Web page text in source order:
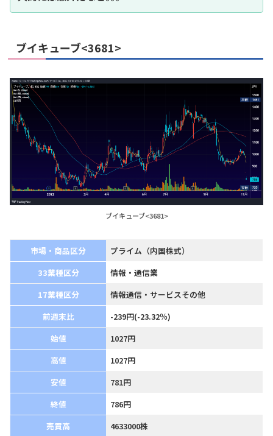
ブイキューブ<3681>
ブイキューブ<3681>
市場・商品区分
プライム（内国株式）
33業種区分
情報・通信業
17業種区分
情報通信・サービスその他
前週末比
-239円(-23.32％)
始値
1027円
高値
1027円
安値
781円
終値
786円
売買高
4633000株